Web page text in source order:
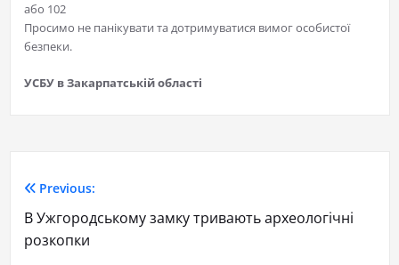
або 102
Просимо не панікувати та дотримуватися вимог особистої
безпеки.
УСБУ в Закарпатській області
Previous:
В Ужгородському замку тривають археологічні
розкопки